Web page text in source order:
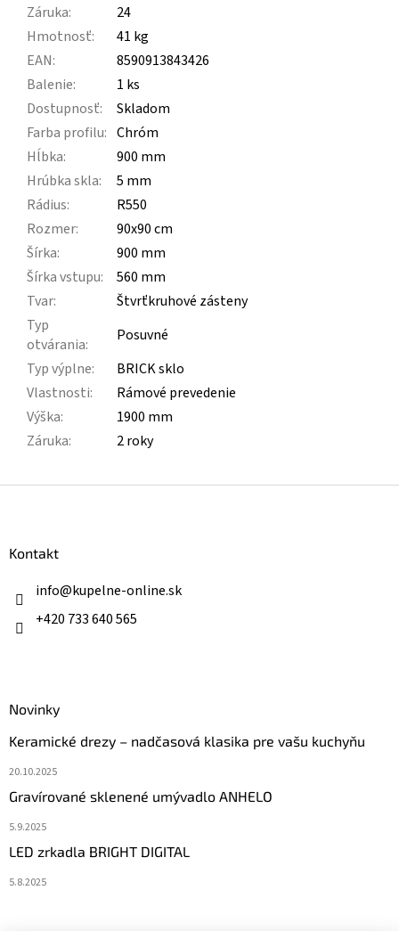
Záruka:
24
Hmotnosť:
41 kg
EAN:
8590913843426
Balenie:
1 ks
Dostupnosť:
Skladom
Farba profilu: Chróm
Hĺbka:
900 mm
Hrúbka skla:
5 mm
Rádius:
R550
Rozmer:
90x90 cm
Šírka:
900 mm
Šírka vstupu:
560 mm
Tvar:
Štvrťkruhové zásteny
Typ
otvárania:
Posuvné
Typ výplne:
BRICK sklo
Vlastnosti:
Rámové prevedenie
Výška:
1900 mm
Záruka: 2 roky
Kontakt
info@kupelne-online.sk
+420 733 640 565
Novinky
Keramické drezy – nadčasová klasika pre vašu kuchyňu
20.10.2025
Gravírované sklenené umývadlo ANHELO
5.9.2025
LED zrkadla BRIGHT DIGITAL
5.8.2025